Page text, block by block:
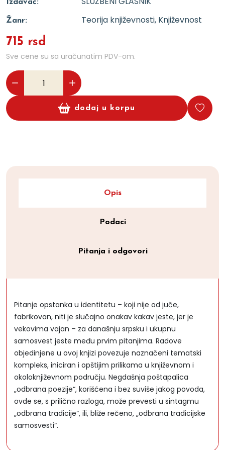
Izdavač:
Žanr: Teorija književnosti, Književnost
715 rsd
Sve cene su sa uračunatim PDV-om.
dodaj u korpu
Opis
Podaci
Pitanja i odgovori
Pitanje opstanka u identitetu – koji nije od juče,
fabrikovan, niti je slučajno onakav kakav jeste, jer je
vekovima vajan – za današnju srpsku i ukupnu
samosvest jeste među prvim pitanjima. Radove
objedinjene u ovoj knjizi povezuje naznačeni tematski
kompleks, iniciran i opštijim prilikama u književnom i
okoloknjiževnom području. Negdašnja poštapalica
„odbrana poezije“, korišćena i bez suviše jakog povoda,
ovde se, s prilično razloga, može prevesti u sintagmu
„odbrana tradicije“, ili, bliže rečeno, „odbrana tradicijske
samosvesti“.